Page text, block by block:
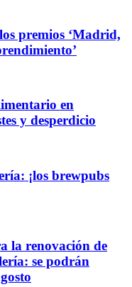
premios ‘Madrid,
en
y desperdicio
¡los brewpubs
la renovación de
se podrán